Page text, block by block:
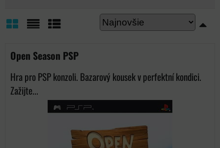
Open Season PSP
Hra pro PSP konzoli. Bazarový kousek v perfektní kondici.
Zažijte...